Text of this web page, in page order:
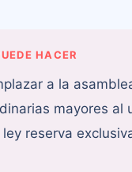
HACER
a la
mayores
reserva